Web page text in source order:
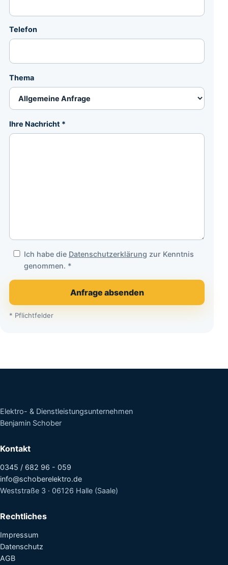
Telefon
Thema
Ihre Nachricht *
Ich habe die Datenschutzerklärung zur Kenntnis
genommen. *
Anfrage absenden
* Pflichtfelder
Elektro- & Dienstleistungsunternehmen
Benjamin Schober
Kontakt
0345 / 682 96 - 059
info@schoberelektro.de
Weststraße 3 · 06126 Halle (Saale)
Rechtliches
Impressum
Datenschutz
AGB